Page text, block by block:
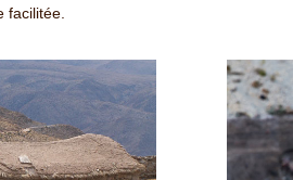
facilitée.